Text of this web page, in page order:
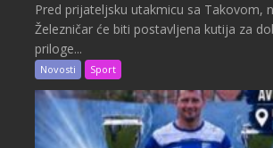
Pred prijateljsku utakmicu sa Takovom,
Železničar će biti postavljena kutija za
priloge...
Novosti Sport